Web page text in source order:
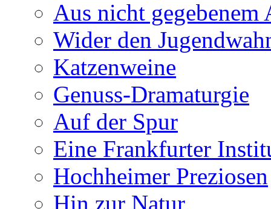
Aus nicht gegebenem
Wider den
Katzenweine
Genuss-Dramaturgie
Auf der Spur
Eine Frankfurter
Hochheimer Preziosen
Hin zur Natur